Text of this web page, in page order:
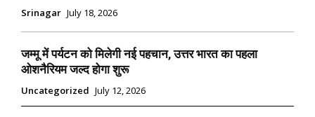
Srinagar July 18, 2026
जम्मू में पर्यटन को मिलेगी नई पहचान, उत्तर भारत का पहला
ओशनैरियम जल्द होगा शुरू
Uncategorized July 12, 2026